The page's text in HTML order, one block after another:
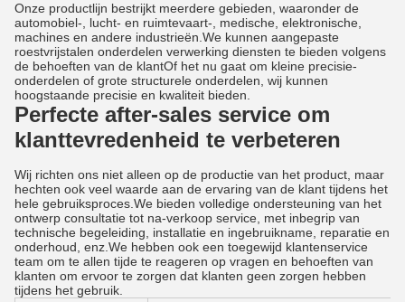
Onze productlijn bestrijkt meerdere gebieden, waaronder de
automobiel-, lucht- en ruimtevaart-, medische, elektronische,
machines en andere industrieën.We kunnen aangepaste
roestvrijstalen onderdelen verwerking diensten te bieden volgens
de behoeften van de klantOf het nu gaat om kleine precisie-
onderdelen of grote structurele onderdelen, wij kunnen
hoogstaande precisie en kwaliteit bieden.
Perfecte after-sales service om
klanttevredenheid te verbeteren
Wij richten ons niet alleen op de productie van het product, maar
hechten ook veel waarde aan de ervaring van de klant tijdens het
hele gebruiksproces.We bieden volledige ondersteuning van het
ontwerp consultatie tot na-verkoop service, met inbegrip van
technische begeleiding, installatie en ingebruikname, reparatie en
onderhoud, enz.We hebben ook een toegewijd klantenservice
team om te allen tijde te reageren op vragen en behoeften van
klanten om ervoor te zorgen dat klanten geen zorgen hebben
tijdens het gebruik.